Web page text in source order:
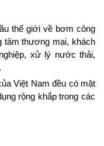
thế giới về bơm công
tâm thương mại, khách
xử lý nước thải,
Việt Nam đều có mặt
rộng khắp trong các